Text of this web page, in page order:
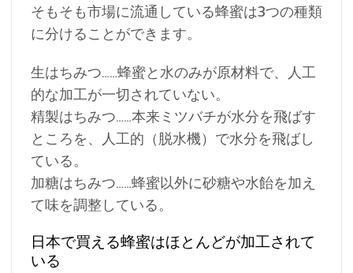
そもそも市場に流通している蜂蜜は3つの種類
に分けることができます。
生はちみつ……蜂蜜と水のみが原材料で、人工
的な加工が一切されていない。
精製はちみつ……本来ミツバチが水分を飛ばす
ところを、人工的（脱水機）で水分を飛ばし
ている。
加糖はちみつ……蜂蜜以外に砂糖や水飴を加え
て味を調整している。
日本で買える蜂蜜はほとんどが加工されて
いる